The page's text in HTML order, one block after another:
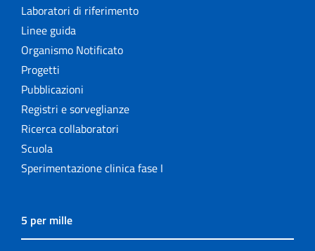
Laboratori di riferimento
Linee guida
Organismo Notificato
Progetti
Pubblicazioni
Registri e sorveglianze
Ricerca collaboratori
Scuola
Sperimentazione clinica fase I
5 per mille